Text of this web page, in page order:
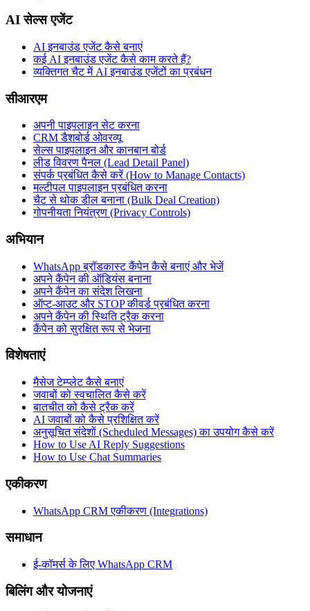
AI सेल्स एजेंट
AI इनबाउंड एजेंट कैसे बनाएं
कई AI इनबाउंड एजेंट कैसे काम करते हैं?
व्यक्तिगत चैट में AI इनबाउंड एजेंटों का प्रबंधन
सीआरएम
अपनी पाइपलाइन सेट करना
CRM डैशबोर्ड ओवरव्यू
सेल्स पाइपलाइन और कानबान बोर्ड
लीड विवरण पैनल (Lead Detail Panel)
संपर्क प्रबंधित कैसे करें (How to Manage Contacts)
मल्टीपल पाइपलाइन प्रबंधित करना
चैट से थोक डील बनाना (Bulk Deal Creation)
गोपनीयता नियंत्रण (Privacy Controls)
अभियान
WhatsApp ब्रॉडकास्ट कैंपेन कैसे बनाएं और भेजें
अपने कैंपेन की ऑडियंस बनाना
अपने कैंपेन का संदेश लिखना
ऑप्ट-आउट और STOP कीवर्ड प्रबंधित करना
अपने कैंपेन की स्थिति ट्रैक करना
कैंपेन को सुरक्षित रूप से भेजना
विशेषताएं
मैसेज टेम्प्लेट कैसे बनाएं
जवाबों को स्वचालित कैसे करें
बातचीत को कैसे ट्रैक करें
AI जवाबों को कैसे प्रशिक्षित करें
अनुसूचित संदेशों (Scheduled Messages) का उपयोग कैसे करें
How to Use AI Reply Suggestions
How to Use Chat Summaries
एकीकरण
WhatsApp CRM एकीकरण (Integrations)
समाधान
ई-कॉमर्स के लिए WhatsApp CRM
बिलिंग और योजनाएं